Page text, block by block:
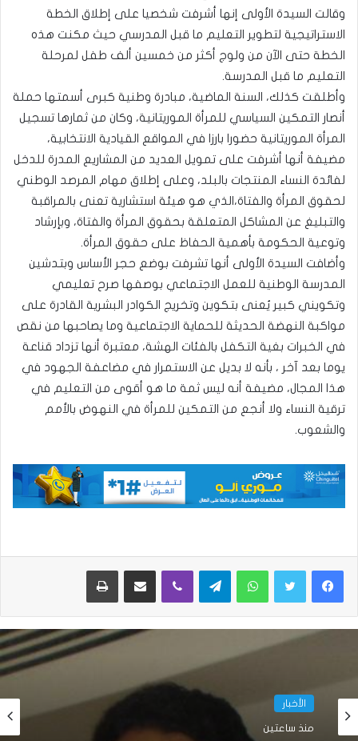
وقالت السيدة الأولى إنها أشرفت شخصيا على إطلاق الخطة
الاستراتيجية لتطوير التعليم ما قبل المدرسي حيث مكنت هذه
الخطة حتى الآن من ولوج أكثر من خمسين ألف طفل لمرحلة
التعليم ما قبل المدرسة.
وأطلقت كذلك، السنة الماضية، مبادرة وطنية كبرى أسمتها حملة
أنصار التمكين السياسي للمرأة الموريتانية، وكان من ثمارها تسجيل
المرأة الموريتانية حضورا بارزا في المواقع القيادية الانتخابية،
مضيفة أنها أشرفت على تمويل العديد من المشاريع المدرة للدخل
لفائدة النساء المنتجات بالبلد، وعلى إطلاق مهام المرصد الوطني
لحقوق المرأة والفتاة،الذي هو هيئة استشارية تعنى بالمراقبة
والتبليغ عن المشاكل المتعلقة بحقوق المرأة والفتاة، وبإرشاد
وتوعية الحكومة بأهمية الحفاظ على حقوق المرأة.
وأضافت السيدة الأولى أنها تشرفت بوضع حجر الأساس وبتدشين
المدرسة الوطنية للعمل الاجتماعي بوصفها صرح تعليمي
وتكويني كبير يُعنى بتكوين وتخريج الكوادر البشرية القادرة على
مواكبة النهضة الحديثة للحماية الاجتماعية وما يصاحبها من نقص
في الخبرات بغية التكفل بالفئات الهشة، معتبرة أنها تزداد قناعة
يوما بعد آخر ، بأنه لا بديل عن الاستمرار في مضاعفة الجهود في
هذا المجال، مضيفة أنه ليس ثمة ما هو أقوى من التعليم في
ترقية النساء ولا أنجع من التمكين للمرأة في النهوض بالأمم
والشعوب.
واتساب تيلقرام ڤايبر مشاركة عبر البريد طباعة
الأخبار
منذ ساعتين